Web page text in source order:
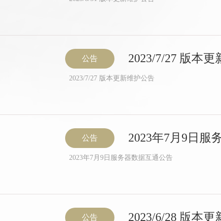
公告 2023/7/27 版本更
2023/7/27 版本更新维护公告
公告 2023年7月9日服
2023年7月9日服务器数据互通公告
公告 2023/6/28 版本更